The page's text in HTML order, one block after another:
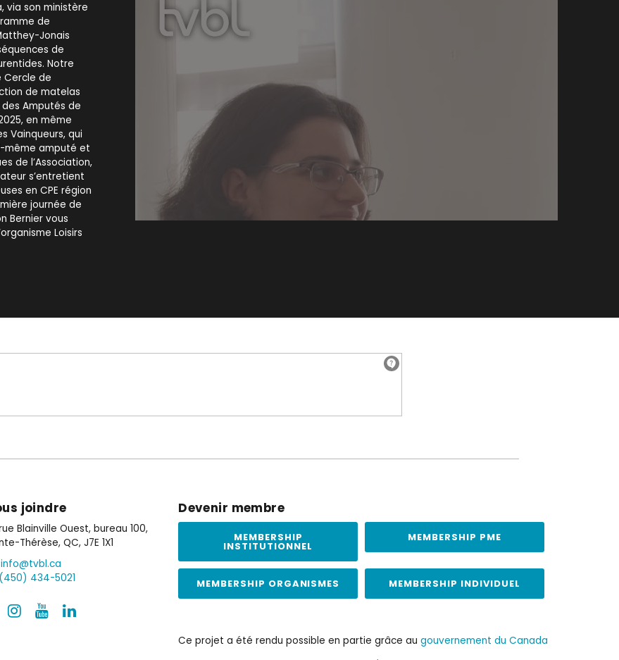
via son ministère
de
Jonais
de
Notre
Cercle de
de matelas
Amputés de
en même
Vainqueurs, qui
même amputé et
de l’Association,
s’entretient
en CPE région
journée de
Bernier vous
Loisirs
joindre
Blainville Ouest, bureau 100,
Thérèse, QC, J7E 1X1
info@tvbl.ca
(450) 434-5021
Devenir membre
MEMBERSHIP
INSTITUTIONNEL
MEMBERSHIP PME
MEMBERSHIP ORGANISMES MEMBERSHIP INDIVIDUEL
Ce projet a été rendu possible en partie grâce augouvernement du Canada